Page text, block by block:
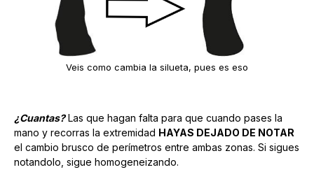
Veis como cambia la silueta, pues es eso
¿Cuantas?Las que hagan falta para que cuando pases la
mano y recorras la extremidad HAYAS DEJADO DE NOTAR
el cambio brusco de perímetros entre ambas zonas. Si sigues
notandolo, sigue homogeneizando.